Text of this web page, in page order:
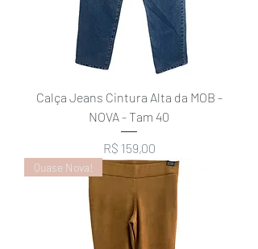
Calça Jeans Cintura Alta da MOB -
NOVA - Tam 40
Preço
R$ 159,00
Quase Nova!